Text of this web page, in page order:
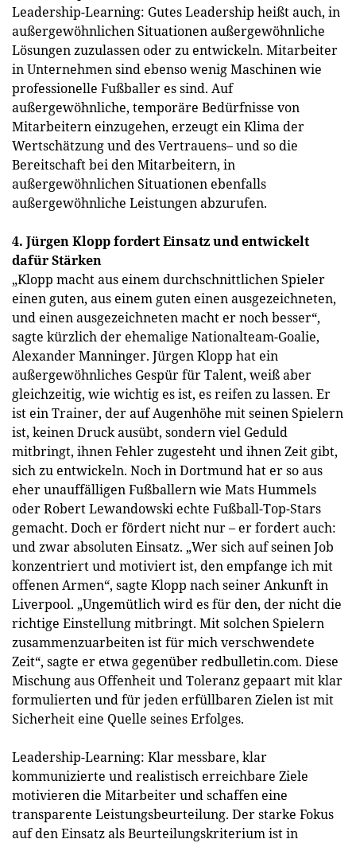
Leadership-Learning: Gutes Leadership heißt auch, in
außergewöhnlichen Situationen außergewöhnliche
Lösungen zuzulassen oder zu entwickeln. Mitarbeiter
in Unternehmen sind ebenso wenig Maschinen wie
professionelle Fußballer es sind. Auf
außergewöhnliche, temporäre Bedürfnisse von
Mitarbeitern einzugehen, erzeugt ein Klima der
Wertschätzung und des Vertrauens– und so die
Bereitschaft bei den Mitarbeitern, in
außergewöhnlichen Situationen ebenfalls
außergewöhnliche Leistungen abzurufen.
4. Jürgen Klopp fordert Einsatz und entwickelt
dafür Stärken
„Klopp macht aus einem durchschnittlichen Spieler
einen guten, aus einem guten einen ausgezeichneten,
und einen ausgezeichneten macht er noch besser“,
sagte kürzlich der ehemalige Nationalteam-Goalie,
Alexander Manninger. Jürgen Klopp hat ein
außergewöhnliches Gespür für Talent, weiß aber
gleichzeitig, wie wichtig es ist, es reifen zu lassen. Er
ist ein Trainer, der auf Augenhöhe mit seinen Spielern
ist, keinen Druck ausübt, sondern viel Geduld
mitbringt, ihnen Fehler zugesteht und ihnen Zeit gibt,
sich zu entwickeln. Noch in Dortmund hat er so aus
eher unauffälligen Fußballern wie Mats Hummels
oder Robert Lewandowski echte Fußball-Top-Stars
gemacht. Doch er fördert nicht nur – er fordert auch:
und zwar absoluten Einsatz. „Wer sich auf seinen Job
konzentriert und motiviert ist, den empfange ich mit
offenen Armen“, sagte Klopp nach seiner Ankunft in
Liverpool. „Ungemütlich wird es für den, der nicht die
richtige Einstellung mitbringt. Mit solchen Spielern
zusammenzuarbeiten ist für mich verschwendete
Zeit“, sagte er etwa gegenüber redbulletin.com. Diese
Mischung aus Offenheit und Toleranz gepaart mit klar
formulierten und für jeden erfüllbaren Zielen ist mit
Sicherheit eine Quelle seines Erfolges.
Leadership-Learning: Klar messbare, klar
kommunizierte und realistisch erreichbare Ziele
motivieren die Mitarbeiter und schaffen eine
transparente Leistungsbeurteilung. Der starke Fokus
auf den Einsatz als Beurteilungskriterium ist in